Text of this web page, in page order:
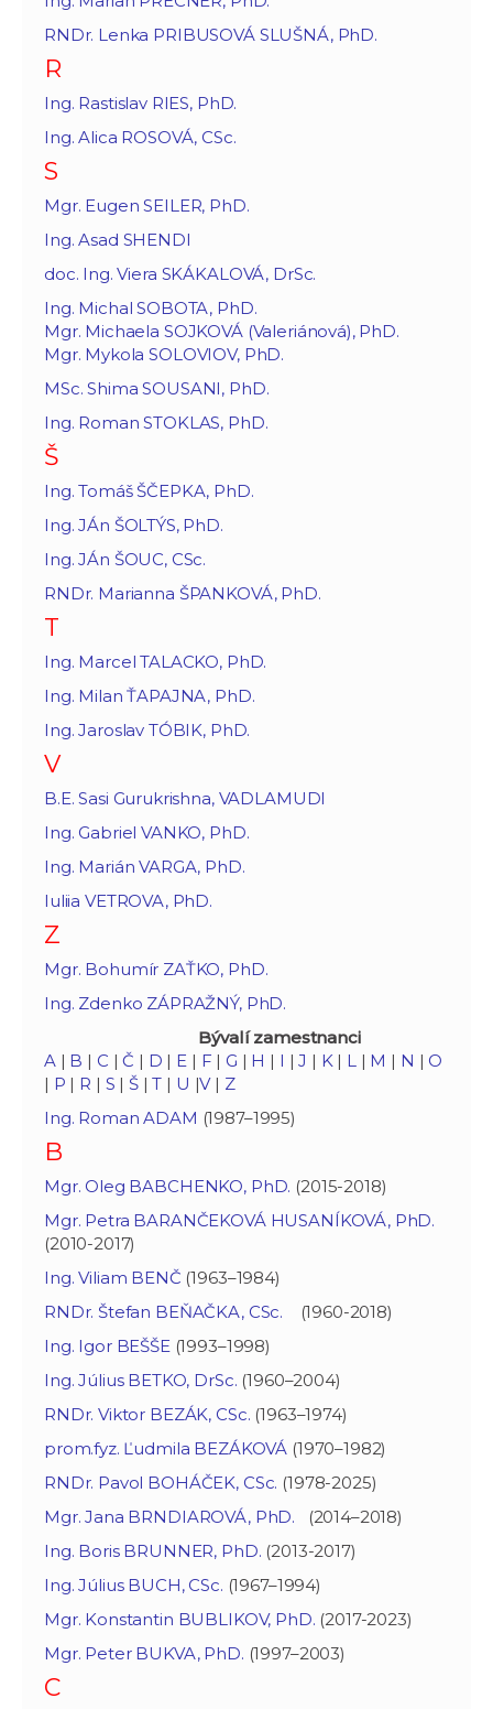
RNDr. Lenka PRIBUSOVÁ SLUŠNÁ, PhD.
R
Ing. Rastislav RIES, PhD.
Ing. Alica ROSOVÁ, CSc.
S
Mgr. Eugen SEILER, PhD.
Ing. Asad SHENDI
doc. Ing. Viera SKÁKALOVÁ, DrSc.
Ing. Michal SOBOTA, PhD.
Mgr. Michaela SOJKOVÁ (Valeriánová), PhD.
Mgr. Mykola SOLOVIOV, PhD.
MSc. Shima SOUSANI, PhD.
Ing. Roman STOKLAS, PhD.
Š
Ing. Tomáš ŠČEPKA, PhD.
Ing. JÁn ŠOLTÝS, PhD.
Ing. JÁn ŠOUC, CSc.
RNDr. Marianna ŠPANKOVÁ, PhD.
T
Ing. Marcel TALACKO, PhD.
Ing. Milan ŤAPAJNA, PhD.
Ing. Jaroslav TÓBIK, PhD.
V
B.E. Sasi Gurukrishna, VADLAMUDI
Ing. Gabriel VANKO, PhD.
Ing. Marián VARGA, PhD.
Iuliia VETROVA, PhD.
Z
Mgr. Bohumír ZAŤKO, PhD.
Ing. Zdenko ZÁPRAŽNÝ, PhD.
Bývalí zamestnanci
A| B | C |Č | D | E| F | G | H | I |J | K| L| M | N | O
| P | R | S | Š|T | U |V| Z
Ing. Roman ADAM (1987–1995)
B
Mgr. Oleg BABCHENKO, PhD. (2015-2018)
Mgr. Petra BARANČEKOVÁ HUSANÍKOVÁ, PhD.
(2010-2017)
Ing. Viliam BENČ (1963–1984)
RNDr. Štefan BEŇAČKA, CSc.
(1960-2018)
Ing. Igor BEŠŠE(1993–1998)
Ing. Július BETKO, DrSc. (1960–2004)
RNDr. Viktor BEZÁK, CSc. (1963–1974)
prom.fyz. Ľudmila BEZÁKOVÁ (1970–1982)
RNDr. Pavol BOHÁČEK, CSc. (1978-2025)
Mgr. Jana BRNDIAROVÁ, PhD.
(2014–2018)
Ing. Boris BRUNNER, PhD. (2013-2017)
Ing. Július BUCH, CSc. (1967–1994)
Mgr. Konstantin BUBLIKOV, PhD. (2017-2023)
Mgr. Peter BUKVA, PhD. (1997–2003)
C